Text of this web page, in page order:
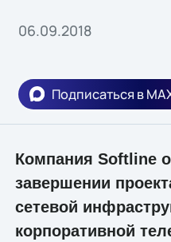
06.09.2018
Подписаться в
Компания Softline
завершении
сетевой
корпоративной